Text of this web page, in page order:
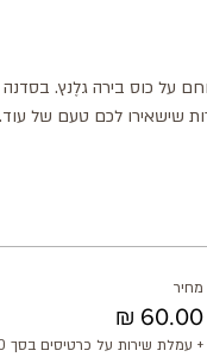
על כוס בירה גלֶנץ. בסדנה
שישאירו לכם טעם של עוד.
מחיר
+ עמלת שירות על כרטיסים בסך ‏1.50 ‏₪